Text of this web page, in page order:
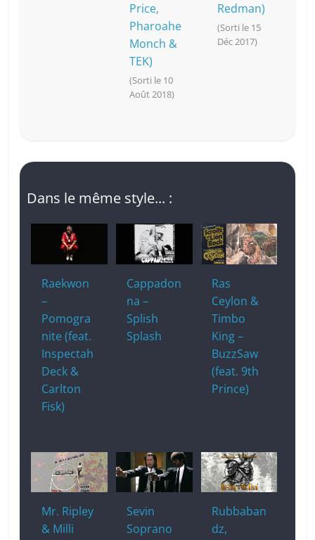
Price,
Pharoahe
Monch &
TEK)
(Sorti le 10
Août 2018)
Redman)
(Sorti le 15
Déc 2017)
Dans le même style... :
Raekwon
–
Pomogra
nite (feat.
Inspectah
Deck &
Carlton
Fisk)
Cappadon
na –
Splish
Splash
Ras
Ceylon &
Timbo
King –
BuzzSaw
(feat. 9th
Prince)
Mr. Ripley
& Milli
Sevin
Soprano
Rubbaban
dz,